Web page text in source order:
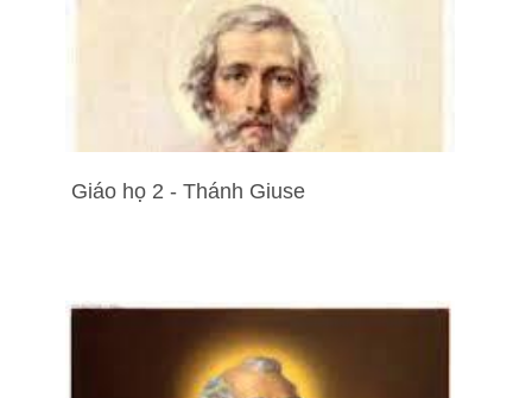
Giáo họ 2 - Thánh Giuse